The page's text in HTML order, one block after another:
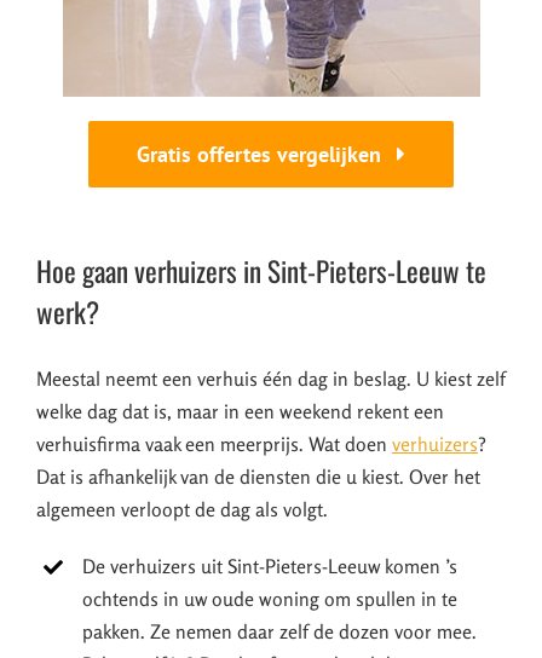
Gratis offertes vergelijken
Hoe gaan verhuizers in Sint-Pieters-Leeuw te
werk?
Meestal neemt een verhuis één dag in beslag. U kiest zelf
welke dag dat is, maar in een weekend rekent een
verhuisfirma vaak een meerprijs. Wat doen verhuizers?
Dat is afhankelijk van de diensten die u kiest. Over het
algemeen verloopt de dag als volgt.
De verhuizers uit Sint-Pieters-Leeuw komen ’s
ochtends in uw oude woning om spullen in te
pakken. Ze nemen daar zelf de dozen voor mee.